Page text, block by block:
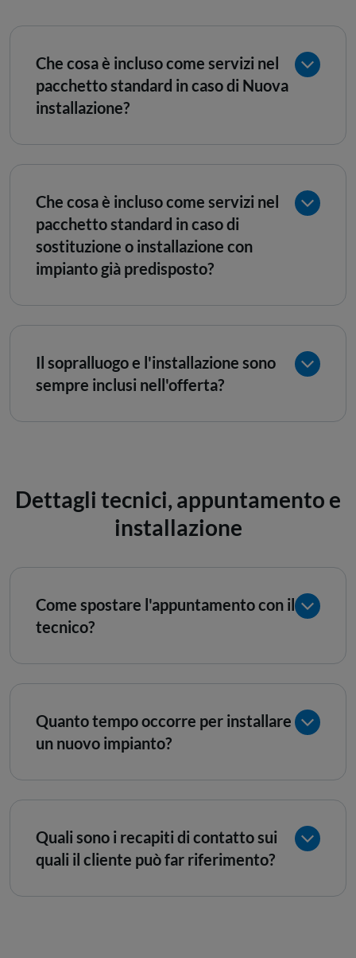
Che cosa è incluso come servizi nel
pacchetto standard in caso di Nuova
installazione?
Che cosa è incluso come servizi nel
pacchetto standard in caso di
sostituzione o installazione con
impianto già predisposto?
Il sopralluogo e l'installazione sono
sempre inclusi nell'offerta?
Dettagli tecnici, appuntamento e
installazione
Come spostare l'appuntamento con il
tecnico?
Quanto tempo occorre per installare
un nuovo impianto?
Quali sono i recapiti di contatto sui
quali il cliente può far riferimento?